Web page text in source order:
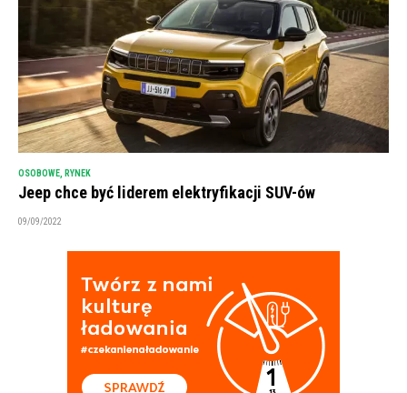
OSOBOWE, RYNEK
Jeep chce być liderem elektryfikacji SUV-ów
09/09/2022